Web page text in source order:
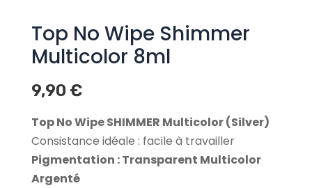
Top No Wipe Shimmer
Multicolor 8ml
9,90 €
Top No Wipe SHIMMER Multicolor (Silver)
Consistance idéale : facile à travailler
Pigmentation : Transparent Multicolor
Argenté